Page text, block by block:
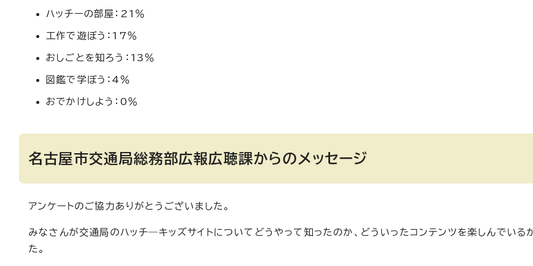
ハッチーの部屋：21％
工作で遊ぼう：17％
おしごとを知ろう：13％
図鑑で学ぼう：4％
おでかけしよう：0％
名古屋市交通局総務部広報広聴課からのメッセージ
アンケートのご協力ありがとうございました。
みなさんが交通局のハッチ―キッズサイトについてどうやって知ったのか、どういったコンテンツを楽しんでいる
た。